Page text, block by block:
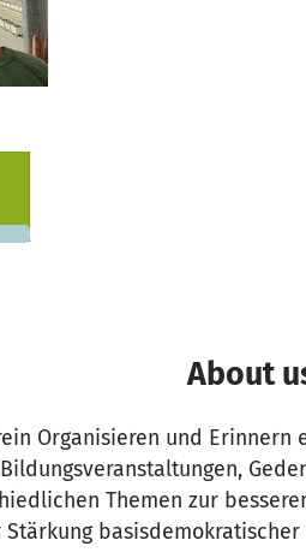
About
Organisieren und Erinnern
Themen zur